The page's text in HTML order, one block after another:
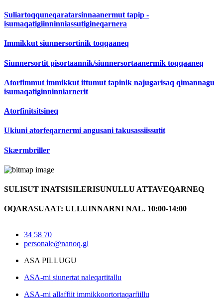
Suliartoqquneqaratarsinnaanermut tapip -
isumaqatigiinninniassutigineqarnera
Immikkut siunnersortinik toqqaaneq
Siunnersortit pisortaannik/siunnersortaanermik toqqaaneq
Atorfimmut immikkut ittumut tapinik najugarisaq qimannagu
isumaqatiginninniarnerit
Atorfinitsitsineq
Ukiuni atorfeqarnermi angusani takusassiissutit
Skærmbriller
SULISUT INATSISILERISUNULLU ATTAVEQARNEQ
OQARASUAAT: ULLUINNARNI NAL. 10:00-14:00
34 58 70
personale@nanoq.gl
ASA PILLUGU
ASA-mi siunertat naleqartitallu
ASA-mi allaffiit immikkoortortaqarfiillu